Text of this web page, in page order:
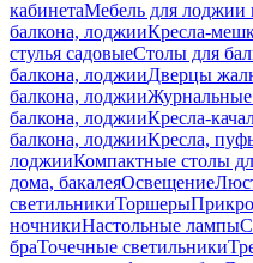
кабинетаМебель для лоджии
балкона, лоджииКресла-
стулья садовыеСтолы для
балкона, лоджииДверцы
балкона, лоджии
балкона, лоджииКресла-
балкона, лоджииКресла,
лоджииКомпактные столы
дома, бакалеяОсвещение
светильникиТоршеры
ночникиНастольные лампы
браТочечные светильники